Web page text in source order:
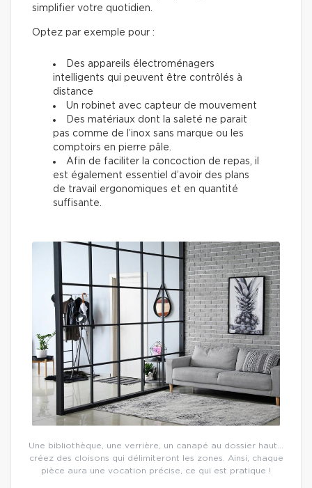
simplifier votre quotidien.
Optez par exemple pour :
Des appareils électroménagers
intelligents qui peuvent être contrôlés à
distance
Un robinet avec capteur de mouvement
Des matériaux dont la saleté ne parait
pas comme de l’inox sans marque ou les
comptoirs en pierre pâle.
Afin de faciliter la concoction de repas, il
est également essentiel d’avoir des plans
de travail ergonomiques et en quantité
suffisante.
Une bibliothèque, une verrière, un canapé au dossier haut…
créez des cloisons qui délimiteront les zones. Ainsi, chaque
pièce aura une vocation précise, ce qui est pratique !